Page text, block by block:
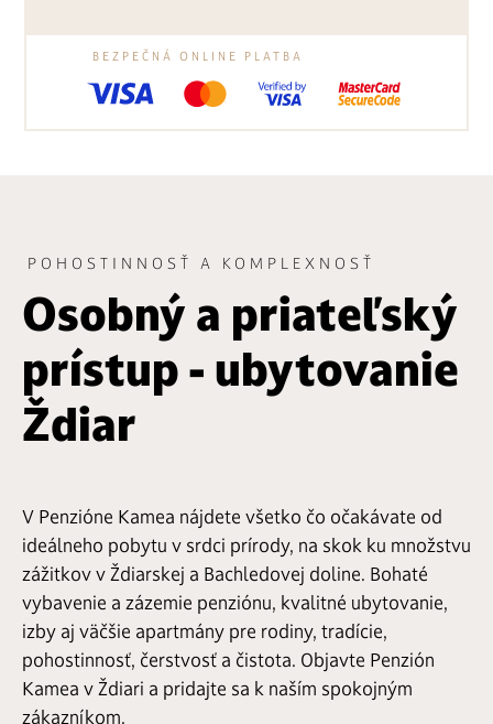
BEZPEČNÁ ONLINE PLATBA
POHOSTINNOSŤ A KOMPLEXNOSŤ
Osobný a priateľský
prístup - ubytovanie
Ždiar
V Penzióne Kamea nájdete všetko čo očakávate od
ideálneho pobytu v srdci prírody, na skok ku množstvu
zážitkov v Ždiarskej a Bachledovej doline. Bohaté
vybavenie a zázemie penziónu, kvalitné ubytovanie,
izby aj väčšie apartmány pre rodiny, tradície,
pohostinnosť, čerstvosť a čistota. Objavte Penzión
Kamea v Ždiari a pridajte sa k naším spokojným
zákazníkom.